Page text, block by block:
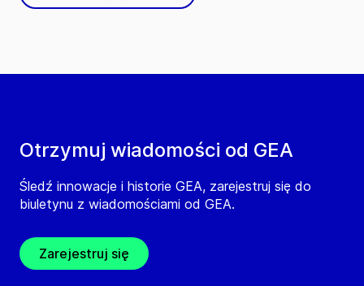
Otrzymuj wiadomości od GEA
Śledź innowacje i historie GEA, zarejestruj się do
biuletynu z wiadomościami od GEA.
Zarejestruj się